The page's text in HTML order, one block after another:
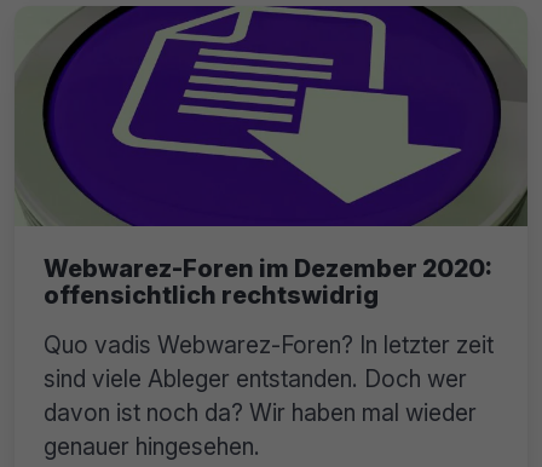
Webwarez-Foren im Dezember 2020:
offensichtlich rechtswidrig
Quo vadis Webwarez-Foren? In letzter zeit
sind viele Ableger entstanden. Doch wer
davon ist noch da? Wir haben mal wieder
genauer hingesehen.